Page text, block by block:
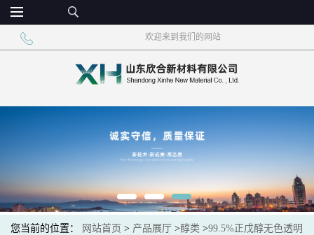
欢迎来到我们的网站
您当前的位置： 网站首页 > 产品展厅 >醇类 >99.5%正戊醇无色透明